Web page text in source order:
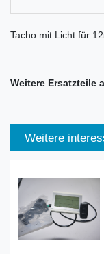
Tacho mit Licht für
Weitere Ersatzteile
Weitere